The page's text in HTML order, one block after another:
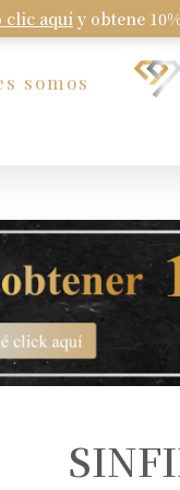
clic aquí y obtene
somos